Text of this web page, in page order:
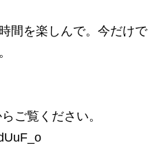
間を楽しんで。今だけで
ご覧ください。